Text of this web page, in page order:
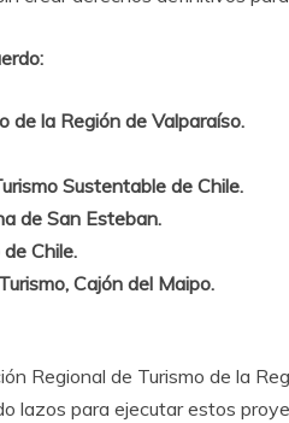
de la Región de Valparaíso.
Sustentable de Chile.
de San Esteban.
Chile.
Cajón del Maipo.
Regional de Turismo de la
lazos para ejecutar estos